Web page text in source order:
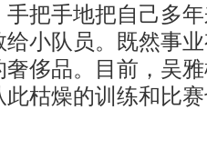
把手地把自己多
小队员。既然事
侈品。目前，吴
枯燥的训练和比